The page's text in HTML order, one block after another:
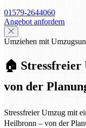
01579-2644060
Angebot anfordern
Umziehen mit
🏠
von der
Stressfreier Umzug mit
Heilbronn – von der